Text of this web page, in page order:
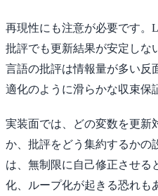
再現性にも注意が必要です。
批評でも更新結果が安定しな
言語の批評は情報量が多い反
適化のように滑らかな収束保
実装面では、どの変数を更新
か、批評をどう集約するかの
は、無制限に自己修正させる
化、ループ化が起きる恐れも